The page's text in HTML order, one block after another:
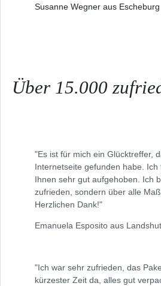
Susanne Wegner aus Escheburg
Über 15.000
"Es ist für mich ein Glücktreffer,
Internetseite gefunden habe. Ich
Ihnen sehr gut aufgehoben. Ich
zufrieden, sondern über alle
Herzlichen Dank!"
Emanuela Esposito aus Landshut
"Ich war sehr zufrieden, das
kürzester Zeit da, alles gut